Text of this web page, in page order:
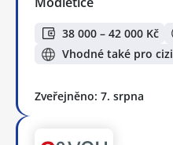
38 000 – 42 000 Kč
Vhodné také pro
Zveřejněno: 7. srpna